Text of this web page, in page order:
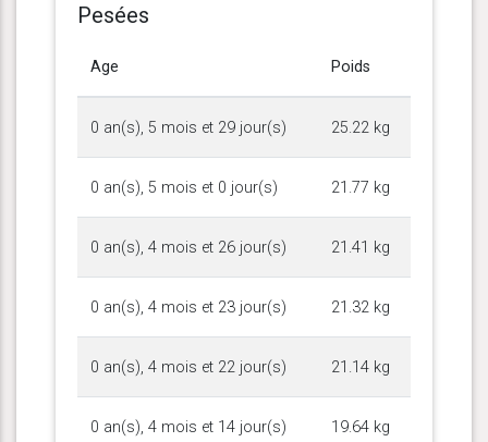
Pesées
Age Poids
0 an(s), 5 mois et 29 jour(s) 25.22 kg
0 an(s), 5 mois et 0 jour(s) 21.77 kg
0 an(s), 4 mois et 26 jour(s) 21.41 kg
0 an(s), 4 mois et 23 jour(s) 21.32 kg
0 an(s), 4 mois et 22 jour(s) 21.14 kg
0 an(s), 4 mois et 14 jour(s) 19.64 kg